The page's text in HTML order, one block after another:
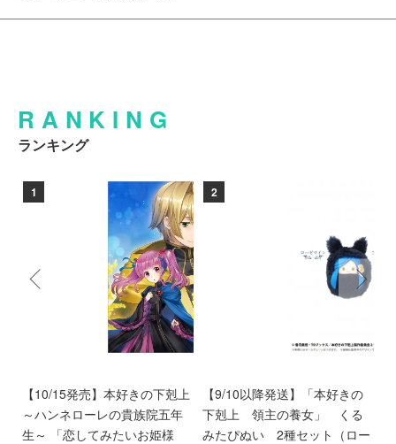
RANKING
ランキング
1
【10/15発売】本好きの下剋上
～ハンネローレの貴族院五年
生～ 「恋してみたいお姫様
2
【9/10以降発送】「本好きの
下剋上 領主の養女」 くる
みたぴぬい 2種セット（ロー